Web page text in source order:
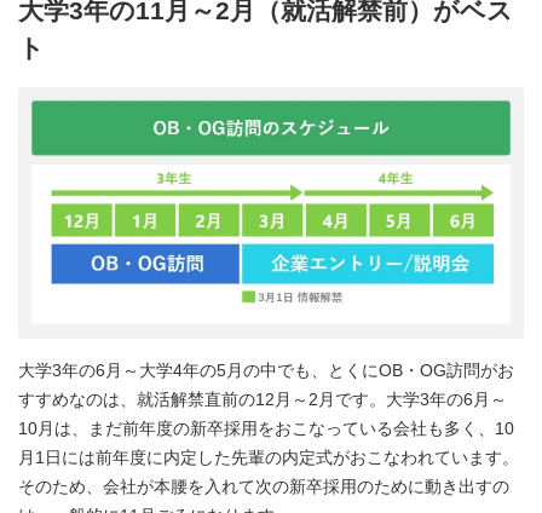
大学3年の11月～2月（就活解禁前）がベス
ト
大学3年の6月～大学4年の5月の中でも、とくにOB・OG訪問がお
すすめなのは、就活解禁直前の12月～2月です。大学3年の6月～
10月は、まだ前年度の新卒採用をおこなっている会社も多く、10
月1日には前年度に内定した先輩の内定式がおこなわれています。
そのため、会社が本腰を入れて次の新卒採用のために動き出すの